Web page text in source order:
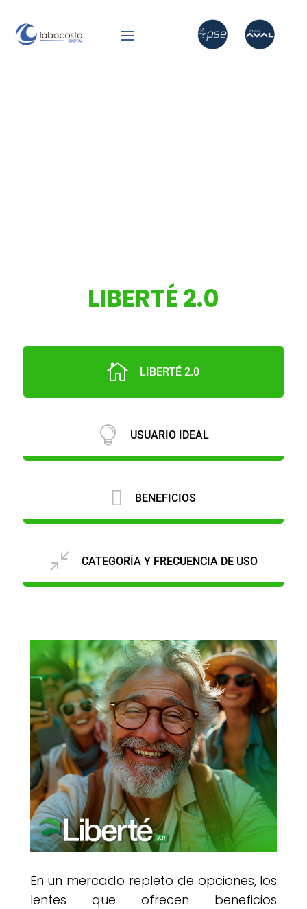
LIBERTÉ 2.0
 LIBERTÉ 2.0
 USUARIO IDEAL
 BENEFICIOS
/ CATEGORÍA Y FRECUENCIA DE USO
En un mercado repleto de opciones, los
lentes que ofrecen beneficios